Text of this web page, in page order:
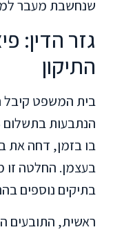
שנחשבת מעבר
גזר הדין:
התיקון
בית המשפט קיבל
בו בזמן, דחה את
בעצמן. החלטה זו
בתיקים נוספים
ראשית, התובעים